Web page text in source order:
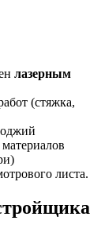
лазерным
(стяжка,
листа.